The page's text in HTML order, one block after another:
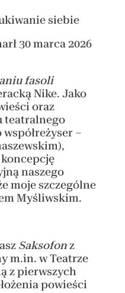
siebie
30 marca 2026
fasoli
Nike. Jako
oraz
teatralnego
współreżyser –
naszego
moje szczególne
Myśliwskim.
Saksofonz
m.in. w Teatrze
z pierwszych
powieści